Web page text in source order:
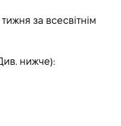
за всесвітнім
нижче):